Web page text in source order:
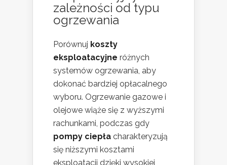
zależności od typu
ogrzewania
Porównuj koszty
eksploatacyjne różnych
systemów ogrzewania, aby
dokonać bardziej opłacalnego
wyboru. Ogrzewanie gazowe i
olejowe wiąże się z wyższymi
rachunkami, podczas gdy
pompy ciepła charakteryzują
się niższymi kosztami
eksploatacji dzięki wysokiej